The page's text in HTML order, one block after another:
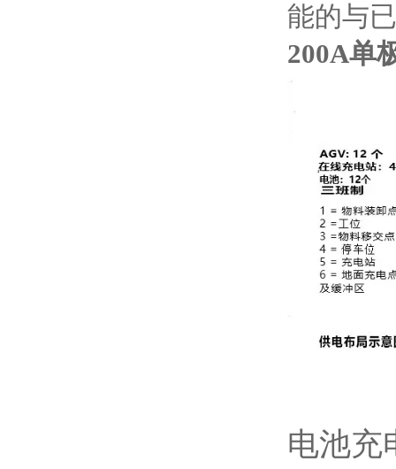
能的与
200A单
电池充